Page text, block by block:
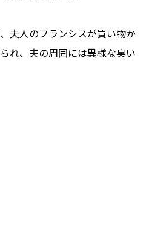
夫人のフランシスが買い物か
れ、夫の周囲には異様な臭い